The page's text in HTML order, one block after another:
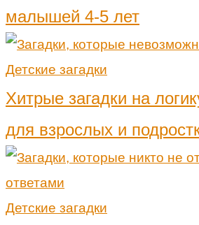
малышей 4-5 лет
Детские загадки
Хитрые загадки на
для взрослых и
Детские загадки